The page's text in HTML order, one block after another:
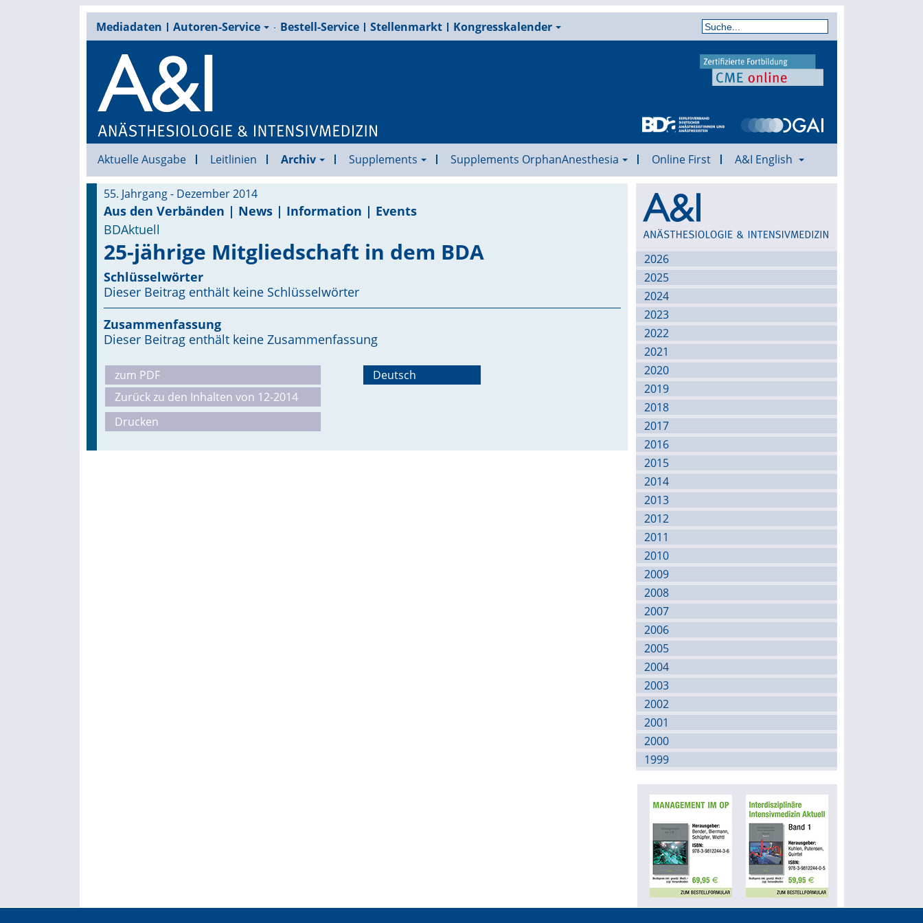
Mediadaten Autoren-Service Bestell-Service Stellenmarkt Kongresskalender
Aktuelle Ausgabe Leitlinien Archiv Supplements Supplements OrphanAnesthesia Online First A&I English
55. Jahrgang - Dezember 2014
Aus den Verbänden | News | Information | Events
BDAktuell
25-jährige Mitgliedschaft in dem BDA
Schlüsselwörter
Dieser Beitrag enthält keine Schlüsselwörter
Zusammenfassung
Dieser Beitrag enthält keine Zusammenfassung
zum PDF
Zurück zu den Inhalten von 12-2014
Drucken
Deutsch
Archiv
2026
2025
2024
2023
2022
2021
2020
2019
2018
2017
2016
2015
2014
2013
2012
2011
2010
2009
2008
2007
2006
2005
2004
2003
2002
2001
2000
1999